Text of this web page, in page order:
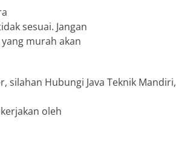
sesuai. Jangan
murah akan
silahan Hubungi Java Teknik Mandiri,
oleh